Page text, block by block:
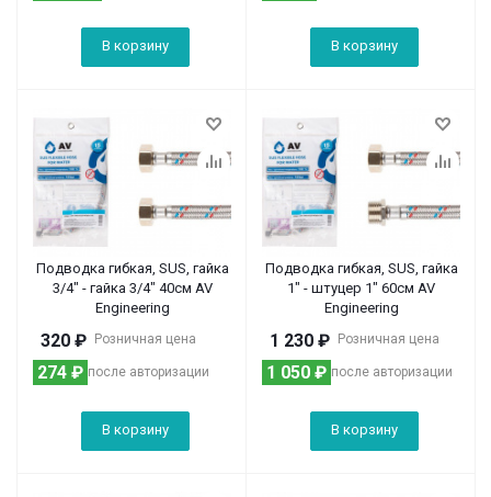
В корзину В корзину
Подводка гибкая, SUS, гайка
3/4" - гайка 3/4" 40см AV
Engineering
Розничная цена
320 ₽
после авторизации
274 ₽
В корзину
Подводка гибкая, SUS, гайка
1" - штуцер 1" 60см AV
Engineering
Розничная цена
1 230 ₽
после авторизации
1 050 ₽
В корзину